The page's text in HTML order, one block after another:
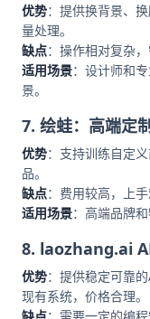
优势：提供换背景、
量处理。
缺点：操作相对复杂
适用场景：设计师和
景。
7. 绘蛙：高端定
优势：支持训练自定
品。
缺点：费用较高，上手
适用场景：高端品牌
8. laozhang.ai
优势：提供稳定可靠
现有系统，价格合理。
缺点：需要一定的编程